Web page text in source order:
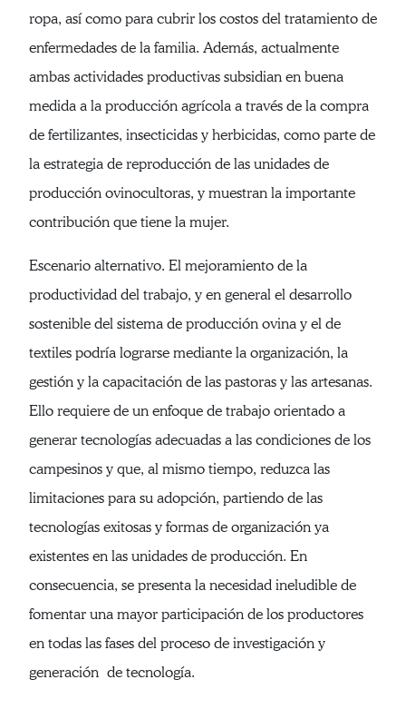
ropa, así como para cubrir los costos del tratamiento de
enfermedades de la familia. Además, actualmente
ambas actividades productivas subsidian en buena
medida a la producción agrícola a través de la compra
de fertilizantes, insecticidas y herbicidas, como parte de
la estrategia de reproducción de las unidades de
producción ovinocultoras, y muestran la importante
contribución que tiene la mujer.
Escenario alternativo. El mejoramiento de la
productividad del trabajo, y en general el desarrollo
sostenible del sistema de producción ovina y el de
textiles podría lograrse mediante la organización, la
gestión y la capacitación de las pastoras y las artesanas.
Ello requiere de un enfoque de trabajo orientado a
generar tecnologías adecuadas a las condiciones de los
campesinos y que, al mismo tiempo, reduzca las
limitaciones para su adopción, partiendo de las
tecnologías exitosas y formas de organización ya
existentes en las unidades de producción. En
consecuencia, se presenta la necesidad ineludible de
fomentar una mayor participación de los productores
en todas las fases del proceso de investigación y
generación de tecnología.